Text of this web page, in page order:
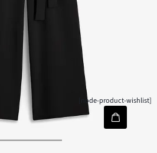
[node-product-wishlist]